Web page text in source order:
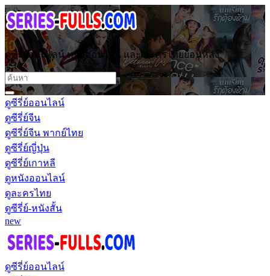
ดูซีรี่ย์ออนไลน์ หนังออนไลน์ และ ละครไทยย้อนหลัง
ดูซีรี่ย์ออนไลน์
ดูซีรี่ย์จีน
ดูซีรี่ย์จีน พากย์ไทย
ดูซีรี่ย์ญี่ปุ่น
ดูซีรี่ย์เกาหลี
ดูหนังออนไลน์
ดูละครไทย
ดูซีรี่ย์-หนังสั้น
new
ดูซีรี่ย์ออนไลน์